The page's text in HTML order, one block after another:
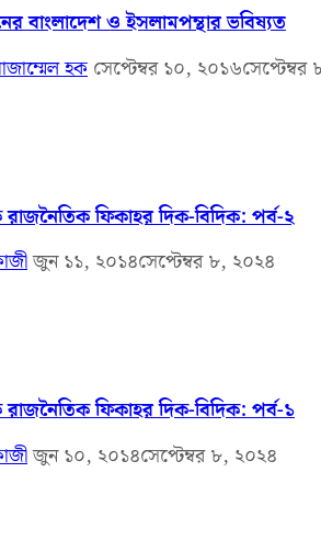
বাংলাদেশ ও ইসলামপন্থার ভবিষ্যত
হক সেপ্টেম্বর ১০, ২০১৬
ফিকাহর দিক-বিদিক: পর্ব-২
জুন ১১, ২০১৪সেপ্টেম্বর ৮, ২০২৪
ফিকাহর দিক-বিদিক: পর্ব-১
জুন ১০, ২০১৪সেপ্টেম্বর ৮, ২০২৪